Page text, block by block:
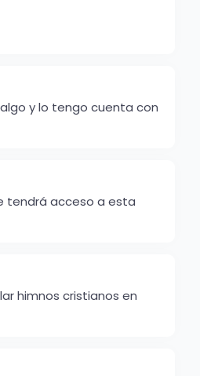
y lo tengo cuenta con
tendrá acceso a esta
himnos cristianos en